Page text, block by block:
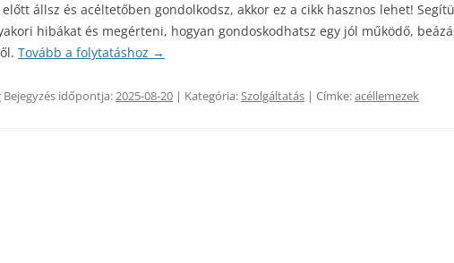
előtt állsz és acéltetőben gondolkodsz, akkor ez a cikk hasznos lehet!
hibákat és megérteni, hogyan gondoskodhatsz egy jól működő,
Tovább a folytatáshoz →
Bejegyzés időpontja:2025-08-20 | Kategória:Szolgáltatás | Címke:acéllemezek